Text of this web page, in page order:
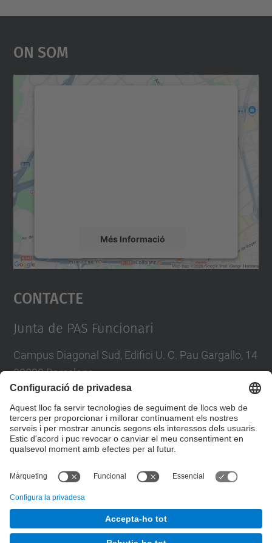
On Som
Més Informació
Accepta
powered by
Contacte
Junta de PAS Funcionari
Campus Diagonal Sud, Edifici U. C. Pau Gargallo, 14
08028 Barcelona
E-mail :junta.pasf@upc.edu
Formulari de contacte
Junta PAS Funcionari